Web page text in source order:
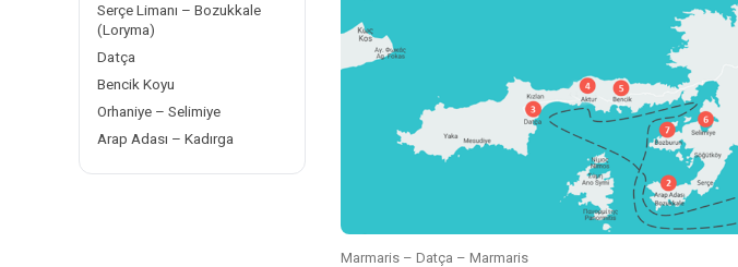
Serçe Limanı – Bozukkale
(Loryma)
Datça
Bencik Koyu
Orhaniye – Selimiye
Arap Adası – Kadırga
Marmaris – Datça – Marmaris